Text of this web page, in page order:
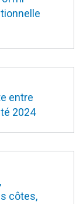
entre
2024
côtes,